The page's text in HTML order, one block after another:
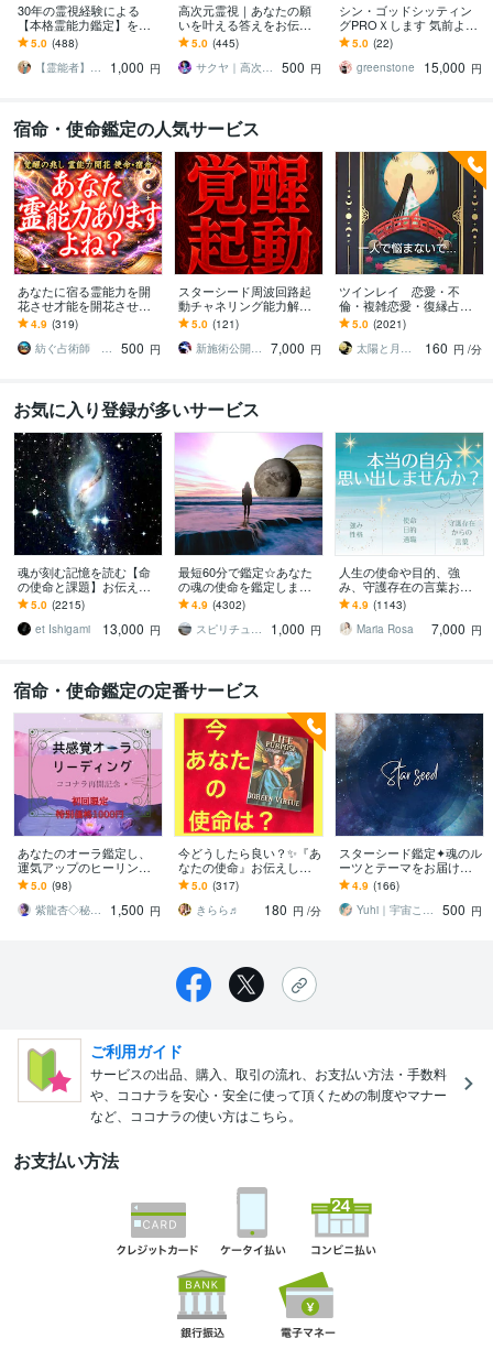
30年の霊視経験による
【本格霊能力鑑定】を行
います 霊感・霊力・スピ
リチュアル能力の覚醒度
と霊的体質を本格鑑定
5.0 (488)
【霊能者】天晴
1,000 円
高次元霊視｜あなたの願
いを叶える答えをお伝え
します 恋愛・仕事・金
運・人間関係など｜あな
たを願望成就へ導く霊視
5.0 (445)
サクヤ｜高次元スピリット
500 円
シン・ゴッドシッティン
グPROＸします 気前よ
く！リピーター専用。 4ヶ
月分の全日詳細付き。
5.0 (22)
greenstone
15,000 円
宿命・使命鑑定の人気サービス
あなたに宿る霊能力を開
花させ才能を開花させま
す 霊感・霊力の覚醒|未来
を切り開き、運命を幸福
にする至高の鑑定
4.9 (319)
紡ぐ占術師 宗馬【観音千里眼×呪術】
500 円
スターシード周波回路起
動チャネリング能力解放
します 光而＋神核のエネ
ルギーラインを整えESP
能力最大化を導きます
5.0 (121)
新施術公開→≪相手意識強制変化≫◆星桜龍
7,000 円
ツインレイ 恋愛・不
倫・複雑恋愛・復縁占い
ます ツインレイ☯️気にな
る方！是非、占います✨
5.0 (2021)
太陽と月の光
160 円 /分
お気に入り登録が多いサービス
魂が刻む記憶を読む【命
の使命と課題】お伝えし
ます 魂に秘められた人生
の願いを思い出し、真実
の〈自分〉を生きる
5.0 (2215)
et Ishigami
13,000 円
最短60分で鑑定☆あなた
の魂の使命を鑑定します
今世の使命を知って、楽
しく幸せに成功する
4.9 (4302)
スピリチュアルカウンセラー沙耶美
1,000 円
人生の使命や目的、強
み、守護存在の言葉お伝
えします 自分らしさを思
い出し、より輝いて生き
ていきませんか？
4.9 (1143)
Maria Rosa
7,000 円
宿命・使命鑑定の定番サービス
あなたのオーラ鑑定し、
運気アップのヒーリング
します オーラの色をみて
特徴才能開運ポイントを
お伝えします。
5.0 (98)
紫龍杏◇秘伝の縁結び祈祷師
1,500 円
今どうしたら良い？✨『あ
なたの使命』お伝えしま
す 人生・仕事・恋愛・家
庭✨使命リーディング❣️
5.0 (317)
きらら♬
180 円 /分
スターシード鑑定✦魂のル
ーツとテーマをお届けし
ます あなたの魂はどの星
の記憶を持っている？出
生星と高次メッセージ
4.9 (166)
Yuhi｜宇宙ことば案内人
500 円
ご利用ガイド
サービスの出品、購入、取引の流れ、お支払い方法・手数料
や、ココナラを安心・安全に使って頂くための制度やマナー
など、ココナラの使い方はこちら。
お支払い方法